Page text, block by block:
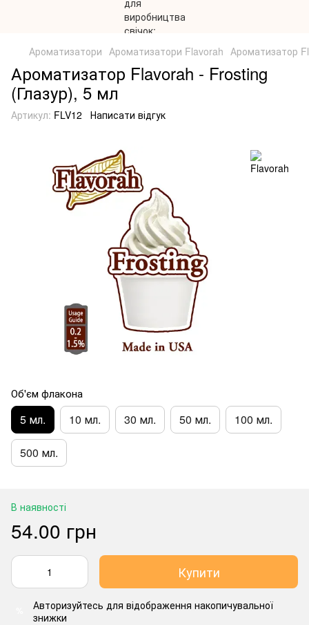
Ароматизатори Ароматизатори Flavorah Ароматизатор
Ароматизатор Flavorah - Frosting
(Глазур), 5 мл
Артикул: FLV12 Написати відгук
Об'єм флакона
5 мл. 10 мл. 30 мл. 50 мл. 100 мл.
500 мл.
В наявності
54.00 грн
Купити
Авторизуйтесь для відображення накопичувальної
знижки